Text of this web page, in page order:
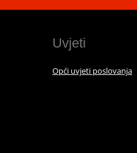
Uvjeti
Opći uvjeti poslovanja